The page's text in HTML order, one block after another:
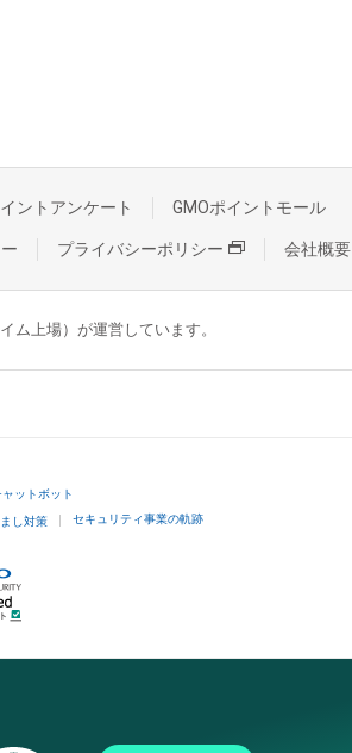
ントアンケート GMOポイントモール
プライバシーポリシー 会社概要
ム上場）が運営しています。
ットボット
し対策 セキュリティ事業の軌跡